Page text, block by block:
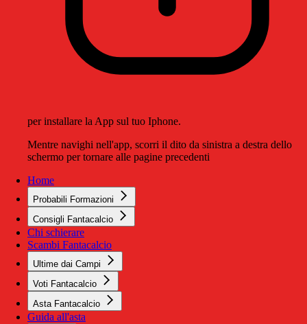
per installare la App sul tuo Iphone.
Mentre navighi nell'app, scorri il dito da sinistra a destra dello
schermo per tornare alle pagine precedenti
Home
Probabili Formazioni
Consigli Fantacalcio
Chi schierare
Scambi Fantacalcio
Ultime dai Campi
Voti Fantacalcio
Asta Fantacalcio
Guida all'asta